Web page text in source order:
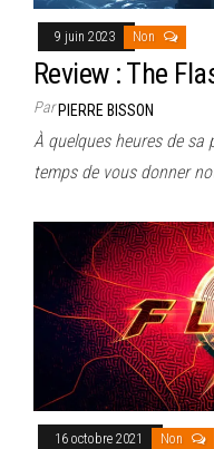
9 juin 2023 Non
Review : The
ParPIERRE BISSON
À quelques heures de sa
temps de vous donner
16 octobre 2021 Non